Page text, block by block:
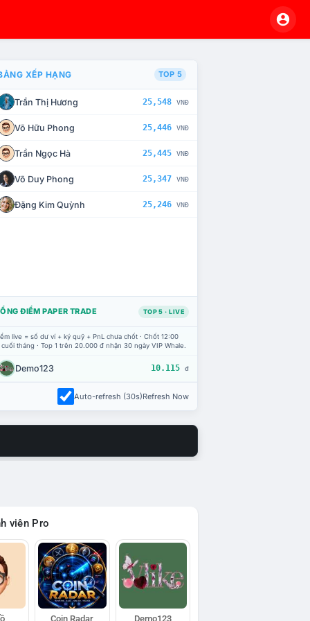
CHẾ TÀI XỬ LÝ VI PHẠM
XẾP HẠNG TOP 5
Trần Thị Hương 25,548 VNĐ
Võ Hữu Phong 25,446 VNĐ
Trần Ngọc Hà 25,445 VNĐ
Võ Duy Phong 25,347 VNĐ
Đặng Kim Quỳnh 25,246 VNĐ
ĐIỂM PAPER TRADE TOP 5 · LIVE
live = số dư ví + ký quỹ + PnL chưa chốt · Chốt 12:00
tháng · Top 1 trên 20.000 đ nhận 30 ngày VIP Whale.
Demo123 10.115 đ
Auto-refresh (30s)Refresh Now
viên Pro
Coin Radar Demo123